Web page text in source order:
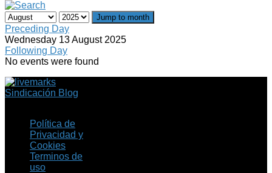
Jump to month
Preceding Day
Wednesday 13 August 2025
Following Day
No events were found
Sindicación Blog
Política de
Privacidad y
Cookies
Terminos de
uso